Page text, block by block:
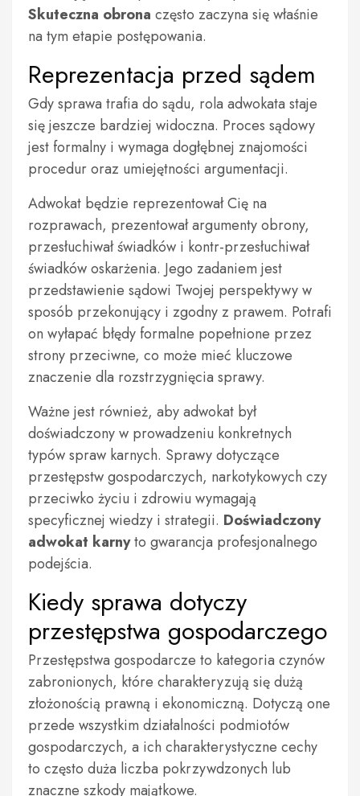
Skuteczna obrona często zaczyna się właśnie
na tym etapie postępowania.
Reprezentacja przed sądem
Gdy sprawa trafia do sądu, rola adwokata staje
się jeszcze bardziej widoczna. Proces sądowy
jest formalny i wymaga dogłębnej znajomości
procedur oraz umiejętności argumentacji.
Adwokat będzie reprezentował Cię na
rozprawach, prezentował argumenty obrony,
przesłuchiwał świadków i kontr-przesłuchiwał
świadków oskarżenia. Jego zadaniem jest
przedstawienie sądowi Twojej perspektywy w
sposób przekonujący i zgodny z prawem. Potrafi
on wyłapać błędy formalne popełnione przez
strony przeciwne, co może mieć kluczowe
znaczenie dla rozstrzygnięcia sprawy.
Ważne jest również, aby adwokat był
doświadczony w prowadzeniu konkretnych
typów spraw karnych. Sprawy dotyczące
przestępstw gospodarczych, narkotykowych czy
przeciwko życiu i zdrowiu wymagają
specyficznej wiedzy i strategii. Doświadczony
adwokat karnyto gwarancja profesjonalnego
podejścia.
Kiedy sprawa dotyczy
przestępstwa gospodarczego
Przestępstwa gospodarcze to kategoria czynów
zabronionych, które charakteryzują się dużą
złożonością prawną i ekonomiczną. Dotyczą one
przede wszystkim działalności podmiotów
gospodarczych, a ich charakterystyczne cechy
to często duża liczba pokrzywdzonych lub
znaczne szkody majątkowe.